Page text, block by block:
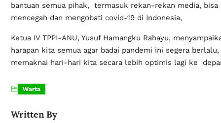
bantuan semua pihak, termasuk rekan-rekan media, bisa
mencegah dan mengobati covid-19 di Indonesia,
Ketua IV TPPI-ANU, Yusuf Hamangku Rahayu,
harapan kita semua agar badai pandemi ini segera
memaknai hari-hari kita secara lebih optimis lagi ke
Warta
Written By